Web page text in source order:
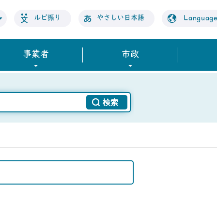
ルビ振り やさしい日本語 Language
事業者 市政